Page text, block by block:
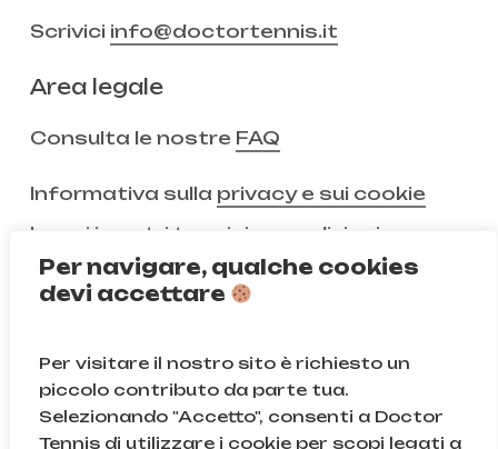
Per navigare, qualche cookies
devi accettare
Per visitare il nostro sito è richiesto un
piccolo contributo da parte tua.
Selezionando "Accetto", consenti a Doctor
Tennis di utilizzare i cookie per scopi legati a
Scrivici info@doctortennis.it
Area legale
Consulta le nostre FAQ
Informativa sulla privacy e sui cookie
Leggi i nostri termini e condizioni
Instagram Facebook
TikTok